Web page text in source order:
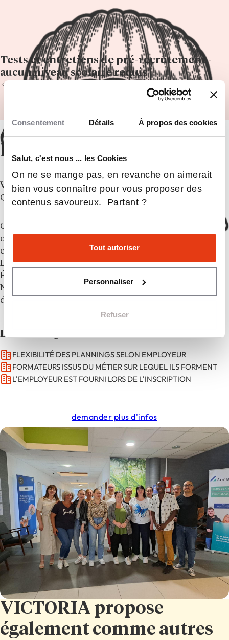
Consentement Détails À propos des cookies
Salut, c'est nous ... les Cookies
On ne se mange pas, en revanche on aimerait
bien vous connaître pour vous proposer des
contenus savoureux. Partant ?
Tout autoriser
Personnaliser
Refuser
Tests et entretiens de pré-recrutement -
aucun niveau scolaire requis
À propos de
l’établissement
Victoria Formation– Centre de Formation Certifié
Qualiopi
Centre certificateur, VICTORIA est avant tout un
organisme de Formation, spécialisé dans la relation
client, le management et la gestion d’équipes.
L’une de nos principales fonctions : Comprendre ses
ÉMOTIONS pour mieux gérer ses relations.
Notre particularité : aucun apprenti n’est sans contrat
de travail car nous avons déjà les employeurs
Les avantages
FLEXIBILITÉ DES PLANNINGS SELON EMPLOYEUR
FORMATEURS ISSUS DU MÉTIER SUR LEQUEL ILS FORMENT
L'EMPLOYEUR EST FOURNI LORS DE L'INSCRIPTION
demander plus d'infos
VICTORIA propose
également comme autres